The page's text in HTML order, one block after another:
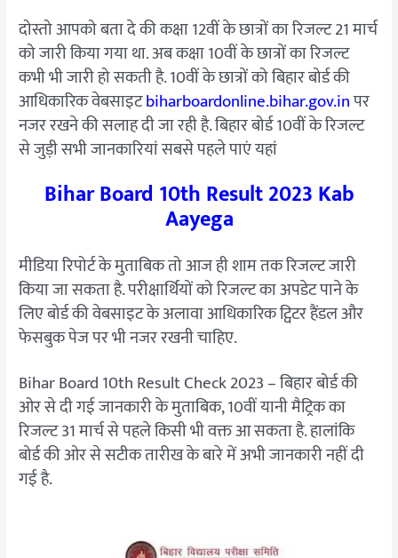
दोस्तो आपको बता दे की कक्षा 12वीं के छात्रों का रिजल्ट 21 मार्च
को जारी किया गया था. अब कक्षा 10वीं के छात्रों का रिजल्ट
कभी भी जारी हो सकती है. 10वीं के छात्रों को बिहार बोर्ड की
आधिकारिक वेबसाइटbiharboardonline.bihar.gov.inपर
नजर रखने की सलाह दी जा रही है. बिहार बोर्ड 10वीं के रिजल्ट
से जुड़ी सभी जानकारियां सबसे पहले पाएं यहां
Bihar Board 10th Result 2023 Kab
Aayega
मीडिया रिपोर्ट के मुताबिक तो आज ही शाम तक रिजल्ट जारी
किया जा सकता है. परीक्षार्थियों को रिजल्ट का अपडेट पाने के
लिए बोर्ड की वेबसाइट के अलावा आधिकारिक ट्विटर हैंडल और
फेसबुक पेज पर भी नजर रखनी चाहिए.
Bihar Board 10th Result Check 2023 – बिहार बोर्ड की
ओर से दी गई जानकारी के मुताबिक, 10वीं यानी मैट्रिक का
रिजल्ट 31 मार्च से पहले किसी भी वक्त आ सकता है. हालांकि
बोर्ड की ओर से सटीक तारीख के बारे में अभी जानकारी नहीं दी
गई है.